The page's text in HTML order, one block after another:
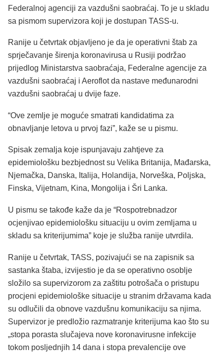
Federalnoj agenciji za vazdušni saobraćaj. To je u skladu
sa pismom supervizora koji je dostupan TASS-u.
Ranije u četvrtak objavljeno je da je operativni štab za
sprječavanje širenja koronavirusa u Rusiji podržao
prijedlog Ministarstva saobraćaja, Federalne agencije za
vazdušni saobraćaj i Aeroflot da nastave međunarodni
vazdušni saobraćaj u dvije faze.
“Ove zemlje je moguće smatrati kandidatima za
obnavljanje letova u prvoj fazi”, kaže se u pismu.
Spisak zemalja koje ispunjavaju zahtjeve za
epidemiološku bezbjednost su Velika Britanija, Mađarska,
Njemačka, Danska, Italija, Holandija, Norveška, Poljska,
Finska, Vijetnam, Kina, Mongolija i Šri Lanka.
U pismu se takođe kaže da je “Rospotrebnadzor
ocjenjivao epidemiološku situaciju u ovim zemljama u
skladu sa kriterijumima” koje je služba ranije utvrdila.
Ranije u četvrtak, TASS, pozivajući se na zapisnik sa
sastanka štaba, izvijestio je da se operativno osoblje
složilo sa supervizorom za zaštitu potrošača o pristupu
procjeni epidemiološke situacije u stranim državama kada
su odlučili da obnove vazdušnu komunikaciju sa njima.
Supervizor je predložio razmatranje kriterijuma kao što su
„stopa porasta slučajeva nove koronavirusne infekcije
tokom posljednjih 14 dana i stopa prevalencije ove